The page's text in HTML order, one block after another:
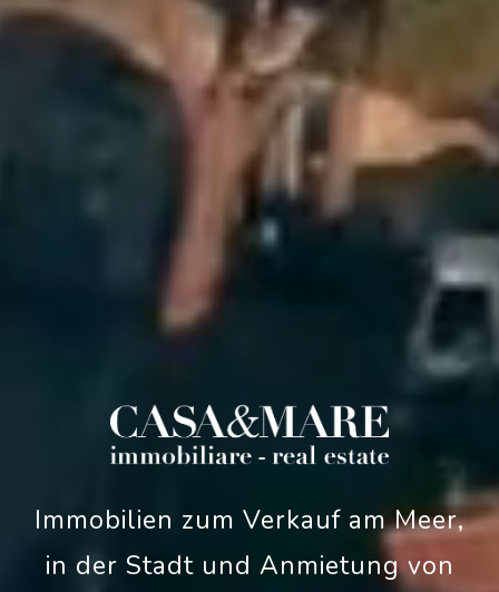
Immobilien zum Verkauf am Meer,
in der Stadt und Anmietung von